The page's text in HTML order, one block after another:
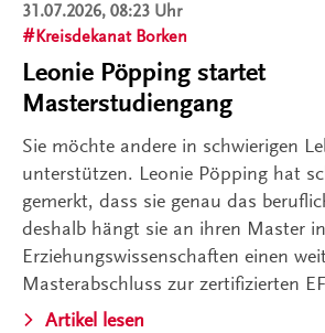
31.07.2026, 08:23 Uhr
Kreisdekanat Borken
Leonie Pöpping startet
Masterstudiengang
Sie möchte andere in schwierigen
unterstützen. Leonie Pöpping hat
gemerkt, dass sie genau das
deshalb hängt sie an ihren Master in
Erziehungswissenschaften einen
Masterabschluss zur zertifizierten
Artikel lesen